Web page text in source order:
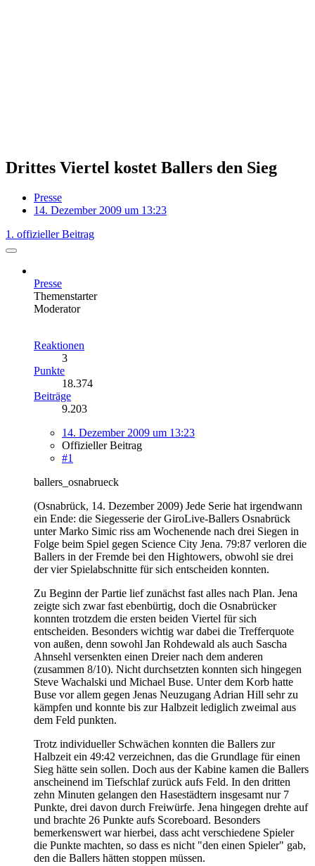
Drittes Viertel kostet Ballers den Sieg
Presse
14. Dezember 2009 um 13:23
1. offizieller Beitrag
Presse
Themenstarter
Moderator
Reaktionen
3
Punkte
18.374
Beiträge
9.203
14. Dezember 2009 um 13:23
Offizieller Beitrag
#1
ballers_osnabrueck
(Osnabrück, 14. Dezember 2009) Jede Serie hat irgendwann
ein Ende: die Siegesserie der GiroLive-Ballers Osnabrück
unter Marko Simic riss am Wochenende nach drei Siegen in
Folge beim Spiel gegen Science City Jena. 79:87 verloren die
Ballers in der Fremde bei den Hightowers, obwohl sie drei
der vier Spielabschnitte für sich entscheiden konnten.
Zu Beginn der Partie lief zunächst fast alles nach Plan. Jena
zeigte sich zwar fast ebenbürtig, doch die Osnabrücker
konnten trotzdem die ersten beiden Viertel für sich
entscheiden. Besonders wichtig war dabei die Trefferquote
von außen, denn sowohl Jan Rohdewald als auch Sascha
Ahnsehl versenkten einen Dreier nach dem anderen
(zusammen 8/10). Nicht durchsetzten konnten sich hingegen
Steve Wachalski und Michael Buse. Unter dem Korb hatte
Buse vor allem gegen Jenas Neuzugang Adrian Hill sehr zu
kämpfen und konnte bis zur Halbzeit lediglich zweimal aus
dem Feld punkten.
Trotz individueller Schwächen konnten die Ballers zur
Halbzeit ein 49:42 verzeichnen, das die Grundlage für einen
Sieg hätte sein sollen. Doch aus der Kabine kamen die Ballers
anscheinend im Tiefschlaf zurück aufs Feld. In den dritten
zehn Minuten gelangen den Hasestädtern insgesamt nur 7
Punkte, drei davon durch Freiwürfe. Jena hingegen drehte auf
und brachte 26 Punkte aufs Scoreboard. Besonders
bemerkenswert war hierbei, dass acht verschiedene Spieler
die Punkte machten, so dass es nicht "den einen Spieler" gab,
den die Ballers hätten stoppen müssen.